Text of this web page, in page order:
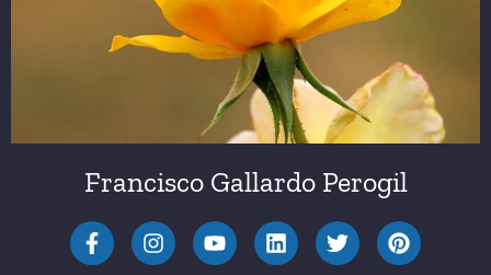
Francisco Gallardo Perogil